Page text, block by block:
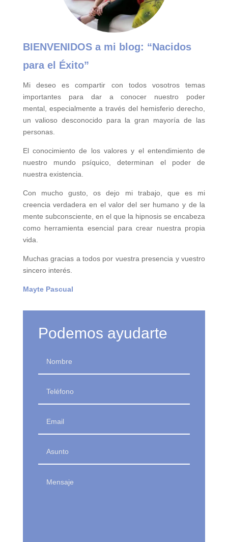
BIENVENIDOS a mi blog: “Nacidos
para el Éxito”
Mi deseo es compartir con todos vosotros temas
importantes para
dar a conocer nuestro poder
mental, especialmente a través del hemisferio derecho,
un valioso desconocido para la gran mayoría de las
personas.
El conocimiento de los valores y el entendimiento de
nuestro mundo psíquico, determinan el poder de
nuestra existencia.
Con mucho gusto, os dejo mi trabajo, que es mi
creencia verdadera en el valor del ser humano y de la
mente subconsciente, en el que la hipnosis se encabeza
como herramienta esencial para crear nuestra propia
vida.
Muchas gracias a todos por vuestra presencia y vuestro
sincero interés.
Mayte Pascual
Podemos ayudarte